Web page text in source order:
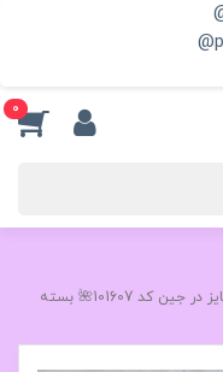
0
شورت نیم پا مردانه قاپکدار تیپ لاکرا سه سایز در جین کد 101607🌺 بسته